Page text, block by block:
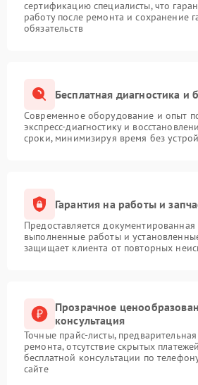
сертификацию специалисты, что
работу после ремонта и сохранение
обязательств
Бесплатная диагностика
Современное оборудование и опыт
экспресс-диагностику и
сроки, минимизируя время без
Гарантия на работы и
Предоставляется документированная
выполненные работы и
защищает клиента от повторных
Прозрачное
консультация
Точные прайс-листы,
ремонта, отсутствие скрытых
бесплатной консультации по
сайте